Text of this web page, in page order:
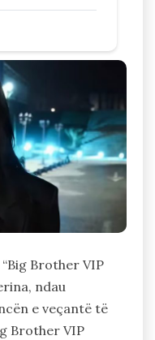
Brother VIP
ndau
e veçantë të
Brother VIP